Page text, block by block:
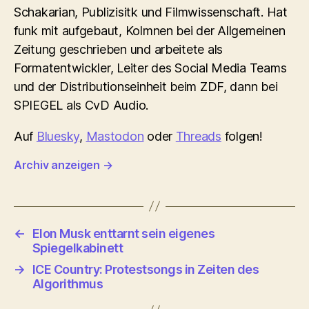
Schakarian, Publizisitk und Filmwissenschaft. Hat
funk mit aufgebaut, Kolmnen bei der Allgemeinen
Zeitung geschrieben und arbeitete als
Formatentwickler, Leiter des Social Media Teams
und der Distributionseinheit beim ZDF, dann bei
SPIEGEL als CvD Audio.
Auf Bluesky, Mastodon oder Threads folgen!
Archiv anzeigen →
←
Elon Musk enttarnt sein eigenes
Spiegelkabinett
→
ICE Country: Protestsongs in Zeiten des
Algorithmus